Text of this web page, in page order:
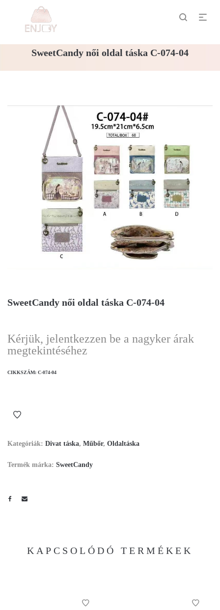
SweetCandy női oldal táska C-074-04
SweetCandy női oldal táska C-074-04
Kérjük, jelentkezzen be a nagyker árak
megtekintéséhez
CIKKSZÁM: C-074-04
Kategóriák: Divat táska, Műbőr, Oldaltáska
Termék márka: SweetCandy
KAPCSOLÓDÓ TERMÉKEK